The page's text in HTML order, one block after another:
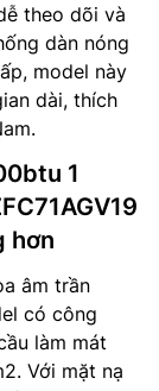
theo dõi và
dàn nóng
model này
dài, thích
1
hơn
âm trần
có công
làm mát
Với mặt nạ